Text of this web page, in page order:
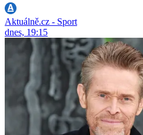
Aktuálně.cz - Sport
dnes, 19:15